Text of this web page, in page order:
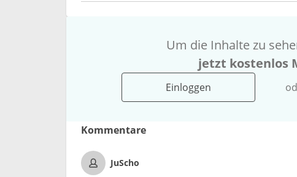
Um die Inhalte zu
jetzt kostenlos
Einloggen
Kommentare
JuScho